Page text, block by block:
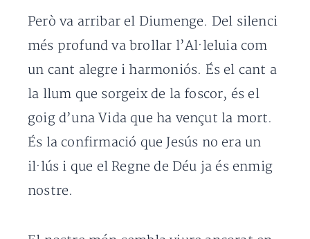
Però va arribar el Diumenge. Del silenci
més profund va brollar l’Al·leluia com
un cant alegre i harmoniós. És el cant a
la llum que sorgeix de la foscor, és el
goig d’una Vida que ha vençut la mort.
És la confirmació que Jesús no era un
il·lús i que el Regne de Déu ja és enmig
nostre.